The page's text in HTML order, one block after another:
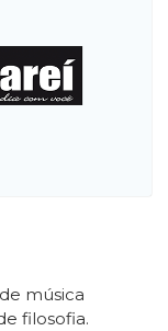
música
filosofia.